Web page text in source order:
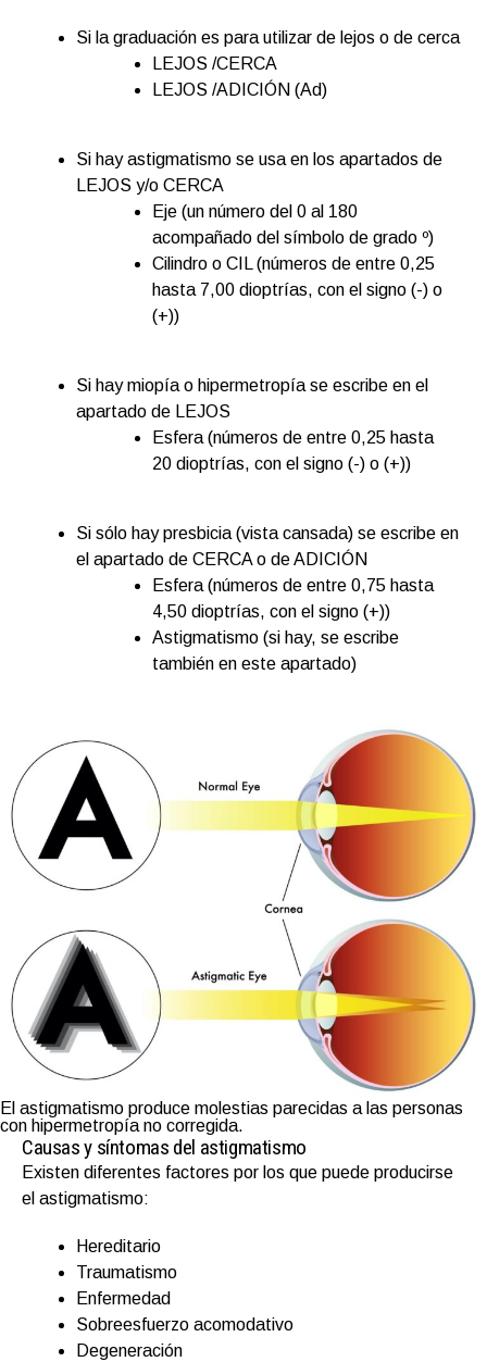
Si la graduación es para utilizar de lejos o de cerca
LEJOS /CERCA
LEJOS /ADICIÓN (Ad)
Si hay astigmatismo se usa en los apartados de
LEJOS y/o CERCA
Eje (un número del 0 al 180
acompañado del símbolo de grado º)
Cilindro o CIL (números de entre 0,25
hasta 7,00 dioptrías, con el signo (-) o
(+))
Si hay miopía o hipermetropía se escribe en el
apartado de LEJOS
Esfera (números de entre 0,25 hasta
20 dioptrías, con el signo (-) o (+))
Si sólo hay presbicia (vista cansada) se escribe en
el apartado de CERCA o de ADICIÓN
Esfera (números de entre 0,75 hasta
4,50 dioptrías, con el signo (+))
Astigmatismo (si hay, se escribe
también en este apartado)
El astigmatismo produce molestias parecidas a las personas
con hipermetropía no corregida.
Causas y síntomas del astigmatismo
Existen diferentes factores por los que puede producirse
el astigmatismo:
Hereditario
Traumatismo
Enfermedad
Sobreesfuerzo acomodativo
Degeneración